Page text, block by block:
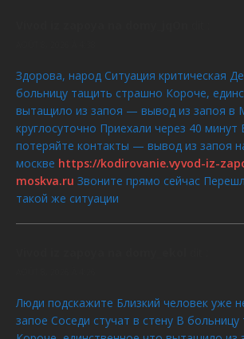
Здорова, народ Ситуация критическая
больницу тащить страшно Короче,
вытащило из запоя — вывод из запоя в
круглосуточно Приехали через 40
потеряйте контакты — вывод из запоя
москве https://kodirovanie.vyvod-iz-
moskva.ru Звоните прямо сейчас
такой же ситуации
Люди подскажите Близкий человек уже
запое Соседи стучат в стену В